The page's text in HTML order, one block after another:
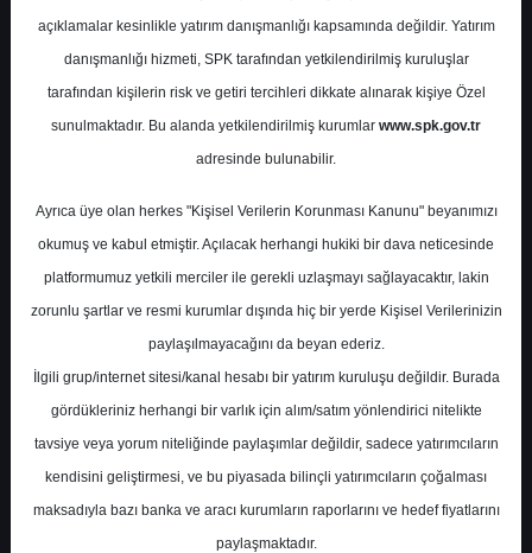
EREGL- EREĞLİ DEMİR VE ÇELİK
FABRİKALARI T.A.Ş.
Hedef Fiyat 42.00 ₺
Getiri
%0.05
0 0
En Yüksek Tahmin
Ortalama Fiyat Tahmini 46,59 ₺
açıklamalar kesinlikle yatırım danışmanlığı kapsamında değildir. Yatırım
danışmanlığı hizmeti, SPK tarafından yetkilendirilmiş kuruluşlar
tarafından kişilerin risk ve getiri tercihleri dikkate alınarak kişiye Özel
sunulmaktadır. Bu alanda yetkilendirilmiş kurumlar www.spk.gov.tr
adresinde bulunabilir.
Ayrıca üye olan herkes "Kişisel Verilerin Korunması Kanunu" beyanımızı
okumuş ve kabul etmiştir. Açılacak herhangi hukiki bir dava neticesinde
platformumuz yetkili merciler ile gerekli uzlaşmayı sağlayacaktır, lakin
zorunlu şartlar ve resmi kurumlar dışında hiç bir yerde Kişisel Verilerinizin
paylaşılmayacağını da beyan ederiz.
İlgili grup/internet sitesi/kanal hesabı bir yatırım kuruluşu değildir. Burada
gördükleriniz herhangi bir varlık için alım/satım yönlendirici nitelikte
tavsiye veya yorum niteliğinde paylaşımlar değildir, sadece yatırımcıların
kendisini geliştirmesi, ve bu piyasada bilinçli yatırımcıların çoğalması
maksadıyla bazı banka ve aracı kurumların raporlarını ve hedef fiyatlarını
paylaşmaktadır.